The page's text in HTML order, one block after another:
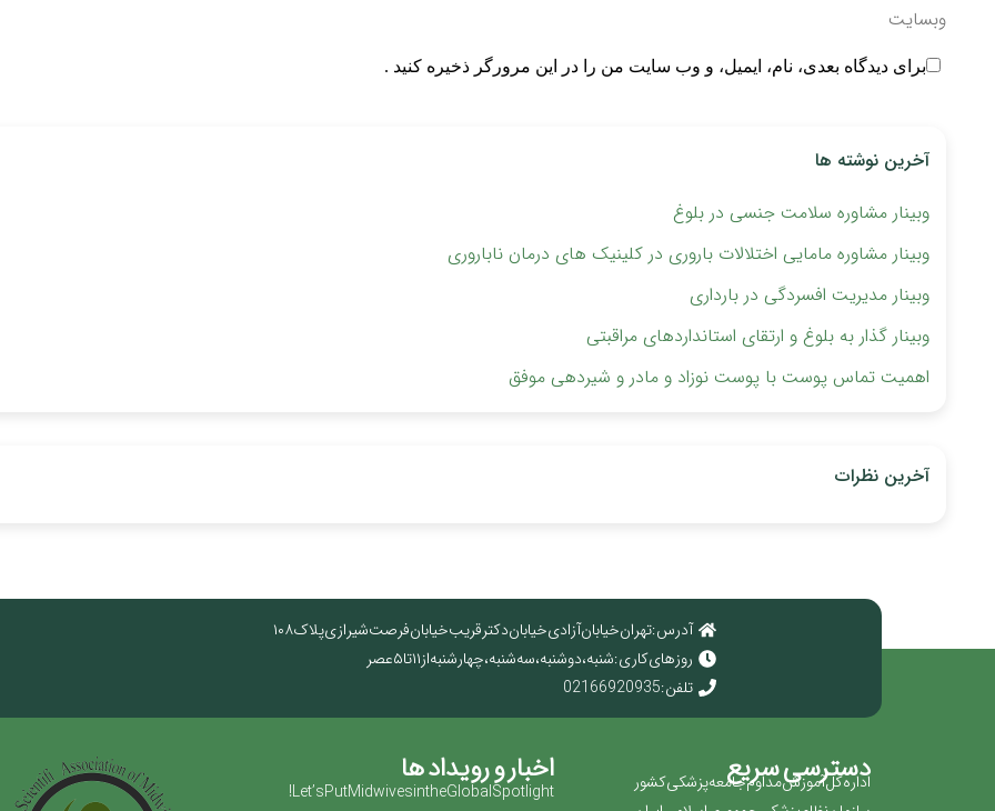
وبسایت
برای دیدگاه بعدی، نام، ایمیل، و وب سایت من را در این مرورگر ذخیره کنید .
آخرین نوشته ها
وبینار مشاوره سلامت جنسی در بلوغ
وبینار مشاوره مامایی اختلالات باروری ‏در کلینیک های درمان ناباروری
وبینار مدیریت افسردگی در بارداری
وبینار گذار به بلوغ و ارتقای استانداردهای مراقبتی
اهمیت تماس پوست با پوست نوزاد و مادر و شیردهی موفق
آخرین نظرات
آدرس : تهران خیابان آزادی خیابان دکتر قریب خیابان فرصت شیرازی پلاک ۱۰۸
روز های کاری : شنبه ، دوشنبه ، سه شنبه ، چهارشنبه از ۱۱ تا ۵ عصر
تلفن : 02166920935
دسترسی سریع
اداره کل آموزش مداوم جامعه پزشکی کشور
اخبار و رویداد ها
Let’s Put Midwives in the Global Spotlight!